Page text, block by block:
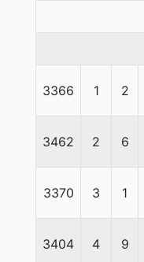
3366 1 2
3462 2 6
3370 3 1
3404 4 9